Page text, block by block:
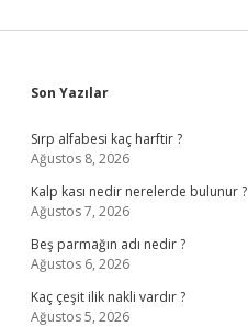
Sidebar
Son Yazılar
Sırp alfabesi kaç harftir ?
Ağustos 8, 2026
Kalp kası nedir nerelerde bulunur ?
Ağustos 7, 2026
Beş parmağın adı nedir ?
Ağustos 6, 2026
Kaç çeşit ilik nakli vardır ?
Ağustos 5, 2026